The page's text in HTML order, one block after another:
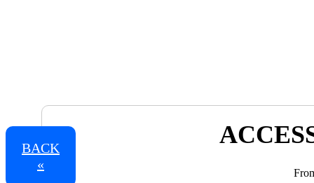
BACK
«